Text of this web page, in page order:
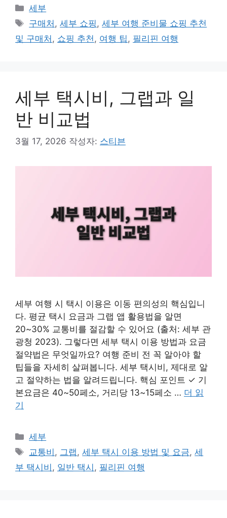
카
테
고
리
세부
태
그
구매처 ,세부 쇼핑 ,세부 여행 준비물 쇼핑 추천
및 구매처 , 쇼핑 추천 , 여행 팁 , 필리핀 여행
세부 택시비, 그랩과 일
반 비교법
3월 17, 2026 작성자: 스티븐
세부 여행 시 택시 이용은 이동 편의성의 핵심입니
다. 평균 택시 요금과 그랩 앱 활용법을 알면
20~30% 교통비를 절감할 수 있어요 (출처: 세부 관
광청 2023). 그렇다면 세부 택시 이용 방법과 요금
절약법은 무엇일까요? 여행 준비 전 꼭 알아야 할
팁들을 자세히 살펴봅니다. 세부 택시비, 제대로 알
고 절약하는 법을 알려드립니다. 핵심 포인트 ✓ 기
본요금은 40~50페소, 거리당 13~15페소 … 더 읽
기
카
테
리
세부
태
그
교통비 , 그랩,세부 택시 이용 방법 및 요금,세
부 택시비 , 일반 택시 , 필리핀 여행